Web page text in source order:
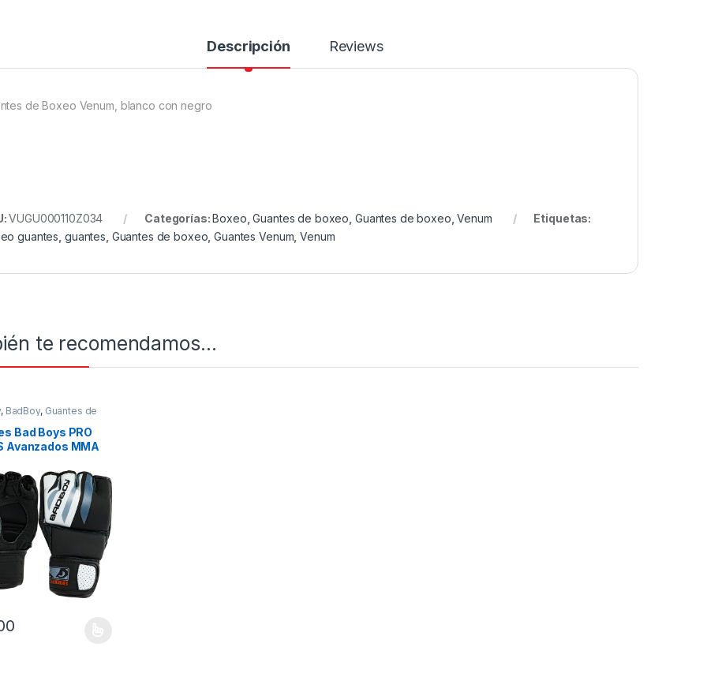
Descripción Reviews
de Boxeo Venum, blanco con negro
VUGU000110Z034 Categorías:Boxeo ,Guantes de boxeo Guantes de boxeo ,Venum
Etiquetas:
guantes guantes Guantes de boxeo ,Guantes Venum ,Venum
te recomendamos…
, BadBoy, Guantes de
Bad Boys PRO
Avanzados MMA